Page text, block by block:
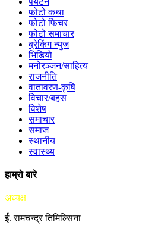
फोटो कथा
फोटो फिचर
फोटो समाचार
ब्रेकिंग न्युज
भिडियो
मनोरञ्जन/साहित्य
राजनीति
वातावरण-कृषि
विचार/बहस
विशेष
समाचार
समाज
स्थानीय
स्वास्थ्य
हाम्रो बारे
अध्यक्ष
ई. रामचन्द्र तिमिल्सिना